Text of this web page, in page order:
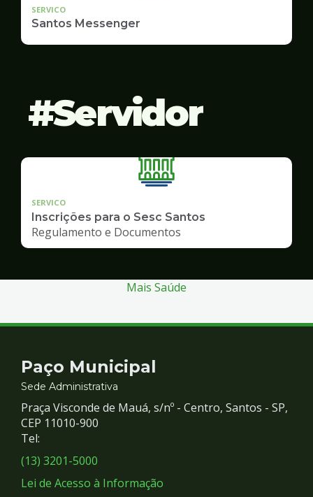
SERVICO
Santos Messenger
Servidor
SERVICO
Inscrições para o Sesc Santos
Regulamento e Documentos
Mais Saúde
Contato
e
Redes
Sociais
Paço Municipal
Sede Administrativa
Praça Visconde de Mauá, s/nº - Centro, Santos - SP,
CEP 11010-900
Tel:
(13) 3201-5000
Lei de Acesso à Informação